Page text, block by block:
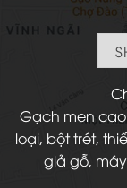
Gạch men
loại, bột trét,
giả gỗ,